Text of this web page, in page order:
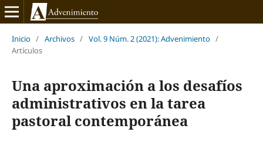
Inicio / Archivos / Vol. 9 Núm. 2 (2021): Advenimiento /
Artículos
Una aproximación a los desafíos
administrativos en la tarea
pastoral contemporánea